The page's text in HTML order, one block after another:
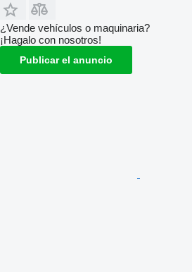
¿Vende vehículos o maquinaria?
¡Hagalo con nosotros!
Publicar el anuncio